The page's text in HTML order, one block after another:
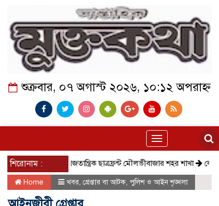
শুক্রবার, ০৭ অগাস্ট ২০২৬, ১০:১২ অপরাহ্ন
Toggle
navigation
শিরোনাম :সমাজতান্ত্রিক ছাত্রফ্রন্ট মৌলভীবাজার শহর শাখা কেমন আছে
Home খবর, গ্রেপ্তার বা আটক, পুলিশ ও আইন শৃঙ্খলা